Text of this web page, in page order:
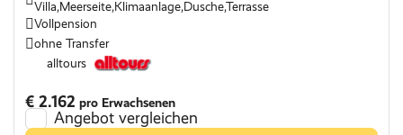
Villa,Meerseite,Klimaanlage,Dusche,Terrasse
Vollpension
ohne Transfer
alltours
€ 2.162 pro Erwachsenen
Angebot vergleichen